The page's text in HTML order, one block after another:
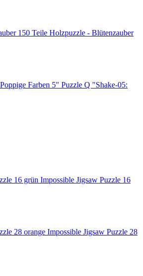
Holzpuzzle - Blütenzauber
Puzzle Q "Shake-05:
Impossible Jigsaw Puzzle 16
Impossible Jigsaw Puzzle 28